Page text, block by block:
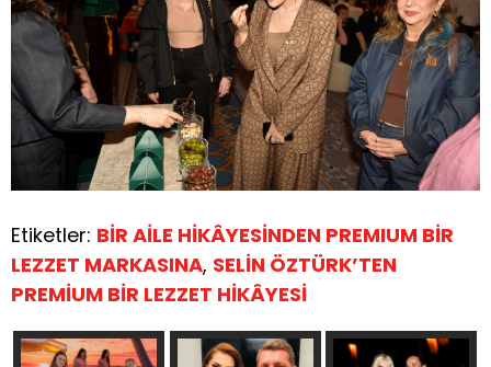
Etiketler: BİR AİLE HİKÂYESİNDEN PREMIUM BİR
LEZZET MARKASINA, SELİN ÖZTÜRK’TEN
PREMİUM BİR LEZZET HİKÂYESİ